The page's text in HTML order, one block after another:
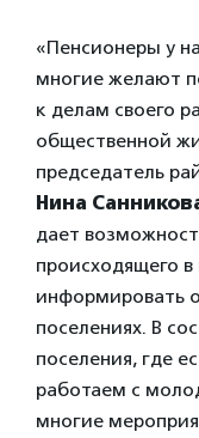
«Пенсионеры у
многие желают
к делам своего
общественной
председатель
Нина
дает
происходящего
информировать
поселениях. В
поселения, где
работаем с
многие